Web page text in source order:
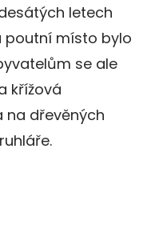
letech
poutní místo bylo
se ale
křížová
na dřevěných